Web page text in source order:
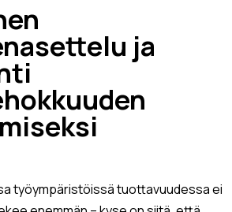
› ja
työympäristöissä tuottavuudessa ei